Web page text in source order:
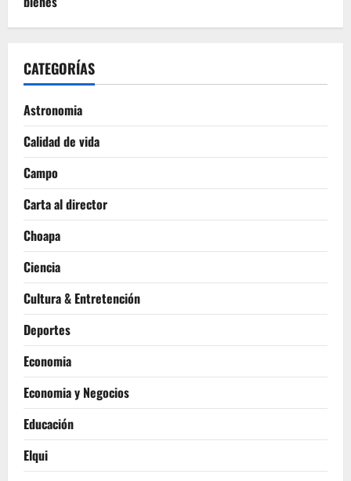
CATEGORÍAS
Astronomia
Calidad de vida
Campo
Carta al director
Choapa
Ciencia
Cultura & Entretención
Deportes
Economia
Economia y Negocios
Educación
Elqui